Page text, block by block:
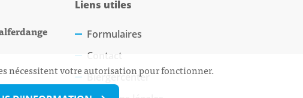
Liens utiles
Formulaires
Contact
Biergercenter
nécessitent votre autorisation pour fonctionner.